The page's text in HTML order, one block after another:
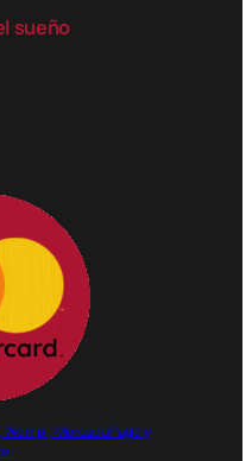
sueño
Wompi, MercadoPago y